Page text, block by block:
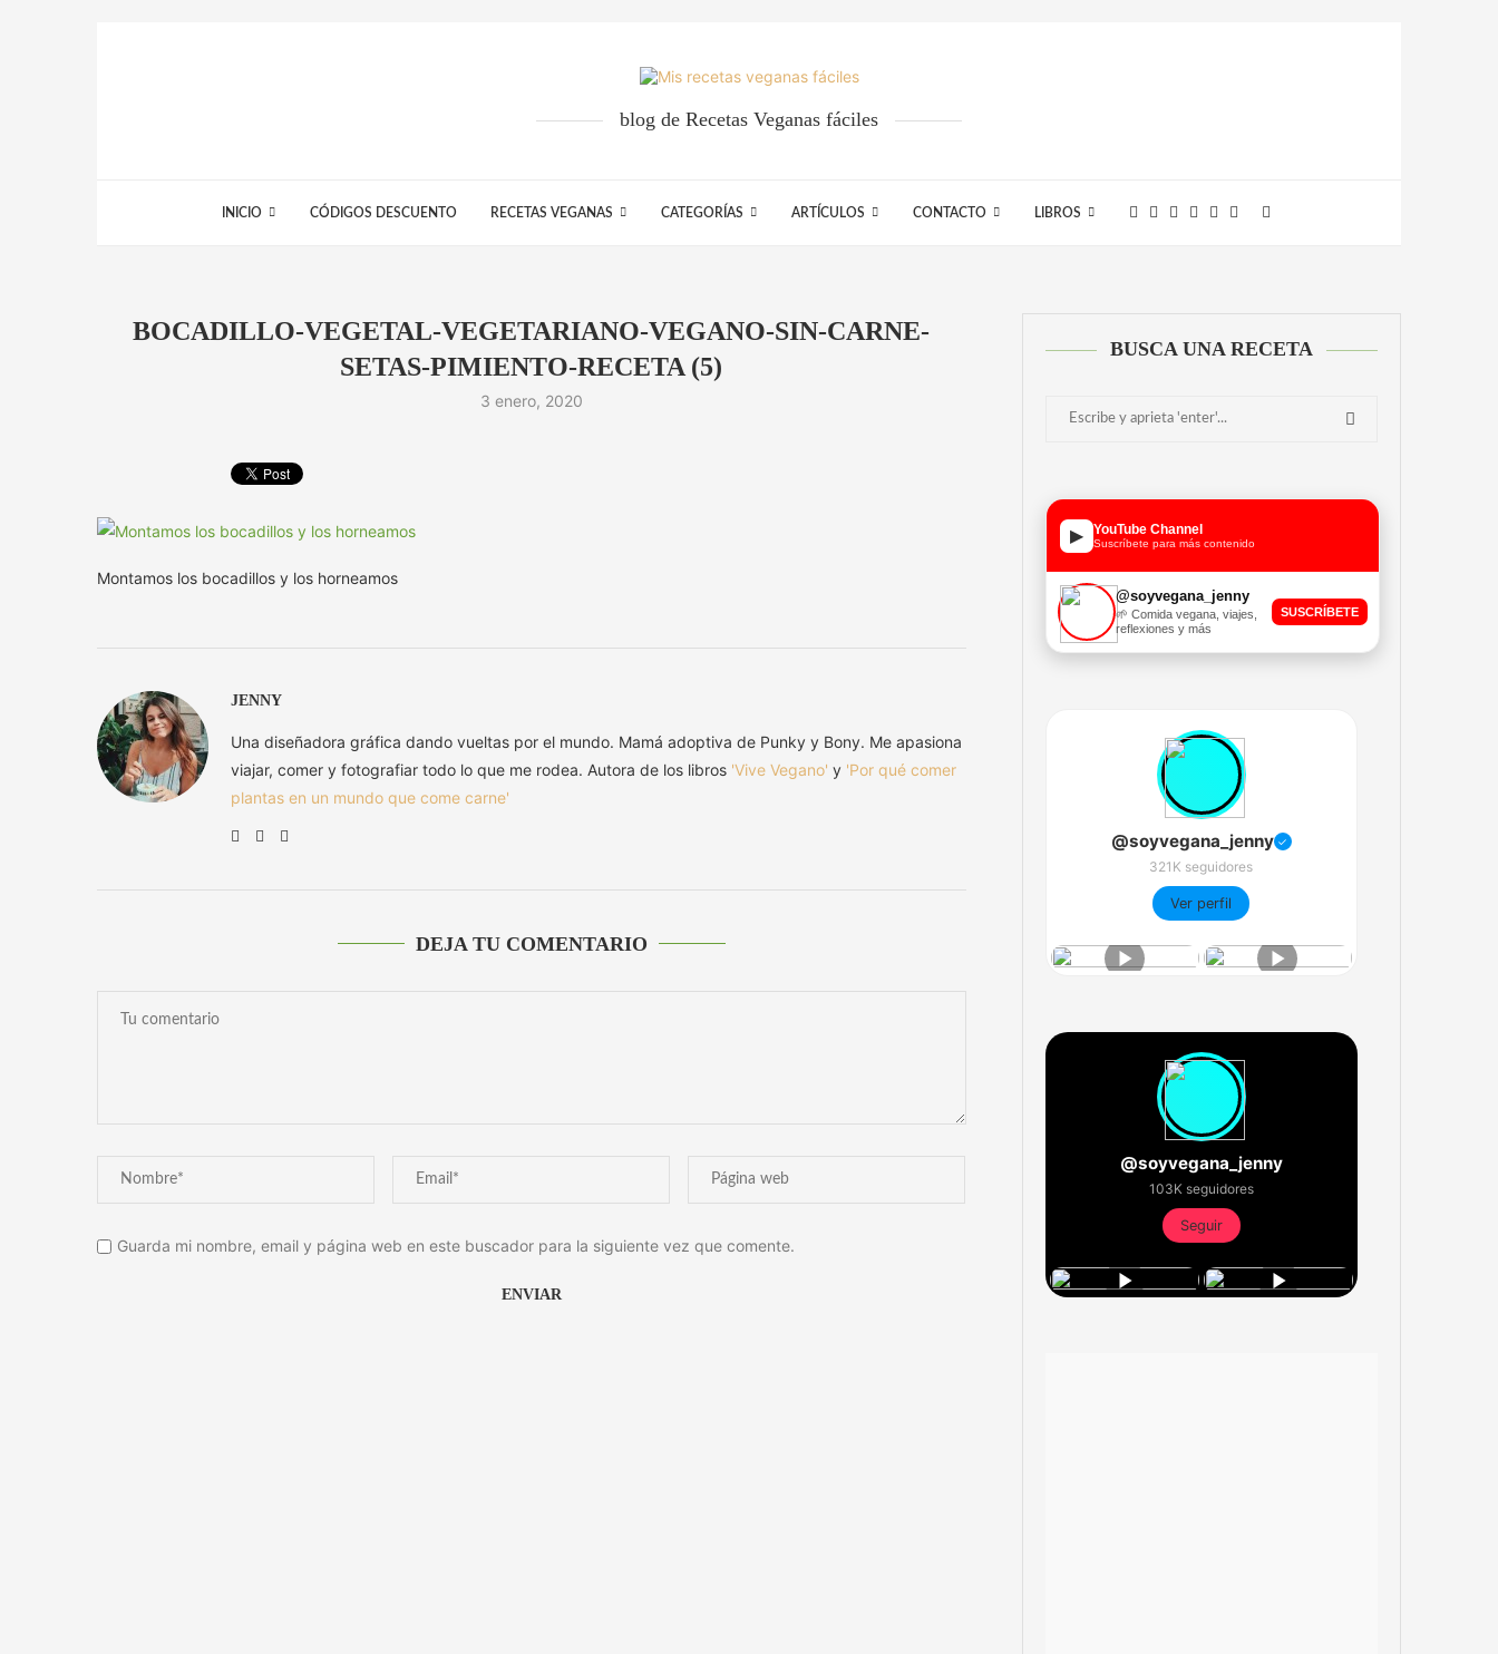
blog de Recetas Veganas fáciles
INICIO CÓDIGOS DESCUENTO RECETAS VEGANAS CATEGORÍAS ARTÍCULOS CONTACTO LIBROS
BOCADILLO-VEGETAL-VEGETARIANO-VEGANO-SIN-CARNE-
SETAS-PIMIENTO-RECETA (5)
3 enero, 2020
Montamos los bocadillos y los horneamos
JENNY
Una diseñadora gráfica dando vueltas por el mundo. Mamá adoptiva de Punky y Bony. Me apasiona
viajar, comer y fotografiar todo lo que me rodea. Autora de los libros 'Vive Vegano' y 'Por qué comer
plantas en un mundo que come carne'
DEJA TU COMENTARIO
Guarda mi nombre, email y página web en este buscador para la siguiente vez que comente.
BUSCA UNA RECETA
▶ YouTube Channel
Suscríbete para más contenido
@soyvegana_jenny
🌱 Comida vegana, viajes,
reflexiones y más
SUSCRÍBETE
@soyvegana_jenny ✓
321K seguidores
Ver perfil
@soyvegana_jenny
103K seguidores
Seguir